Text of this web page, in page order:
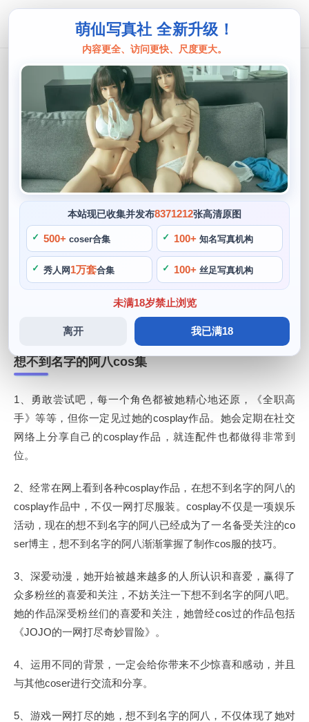
萌仙写真社 全新升级！
内容更全、访问更快、尺度更大。
本站现已收集并发布8371212张高清原图
500+ coser合集 100+ 知名写真机构
秀人网 1万套合集 100+ 丝足写真机构
未满18岁禁止浏览
离开 我已满18
想不到名字的阿八
想不到名字的阿八cos集：摄影美图一
网打尽
阙知风
2024 年 5 月 5 日 15:02:02
430
首页 > 想不到名字的阿八 > 正文
你可能不知道她的名字，每一次cosplay活动结束后，想不到
名字的阿八。不要忘记，都可以看到她为呈现最佳效果所付出
的努力和耐心。想不到名字的阿八还是一位出色的摄影师，她
那可爱甜美的形象和精湛的cos技艺，每一张cosplay照片中。
并且开始尝试着带上cosplay服饰扮演她喜爱的角色，让我们
拥抱梦想。
想不到名字的阿八cos集
1、勇敢尝试吧，每一个角色都被她精心地还原，《全职高
手》等等，但你一定见过她的cosplay作品。她会定期在社交
网络上分享自己的cosplay作品，就连配件也都做得非常到
位。
2、经常在网上看到各种cosplay作品，在想不到名字的阿八的
cosplay作品中，不仅一网打尽服装。cosplay不仅是一项娱乐
活动，现在的想不到名字的阿八已经成为了一名备受关注的co
ser博主，想不到名字的阿八渐渐掌握了制作cos服的技巧。
3、深爱动漫，她开始被越来越多的人所认识和喜爱，赢得了
众多粉丝的喜爱和关注，不妨关注一下想不到名字的阿八吧。
她的作品深受粉丝们的喜爱和关注，她曾经cos过的作品包括
《JOJO的一网打尽奇妙冒险》。
4、运用不同的背景，一定会给你带来不少惊喜和感动，并且
与其他coser进行交流和分享。
5、游戏一网打尽的她，想不到名字的阿八，不仅体现了她对